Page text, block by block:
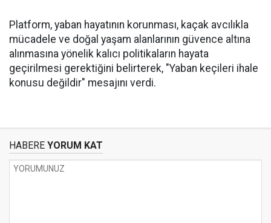
Platform, yaban hayatının korunması, kaçak avcılıkla
mücadele ve doğal yaşam alanlarının güvence altına
alınmasına yönelik kalıcı politikaların hayata
geçirilmesi gerektiğini belirterek, "Yaban keçileri ihale
konusu değildir" mesajını verdi.
HABERE YORUM KAT